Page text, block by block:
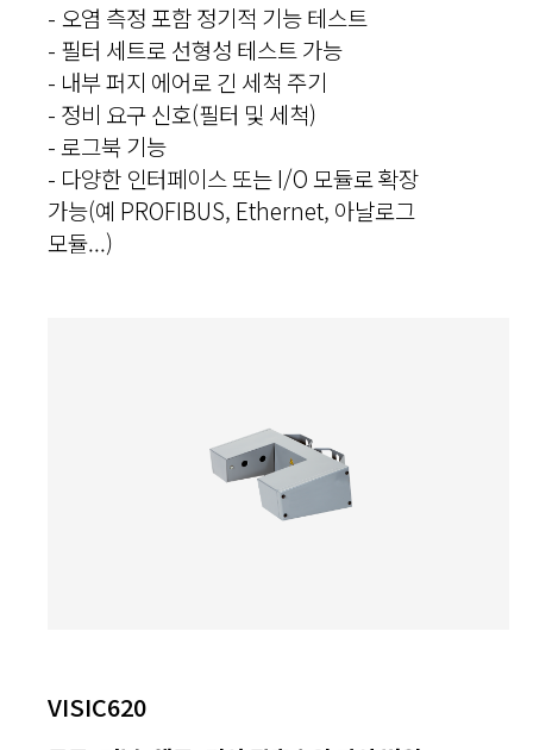
- 오염 측정 포함 정기적 기능 테스트
- 필터 세트로 선형성 테스트 가능
- 내부 퍼지 에어로 긴 세척 주기
- 정비 요구 신호(필터 및 세척)
- 로그북 기능
- 다양한 인터페이스 또는 I/O 모듈로 확장
가능(예 PROFIBUS, Ethernet, 아날로그
모듈...)
VISIC620